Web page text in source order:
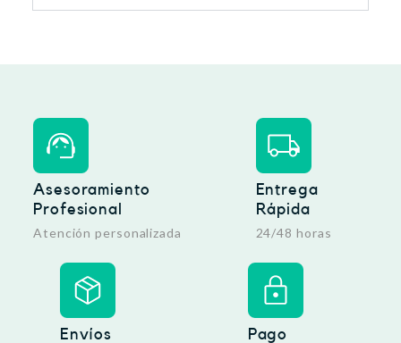
Asesoramiento
Profesional
Atención personalizada
Entrega
Rápida
24/48 horas
Envíos
Pago